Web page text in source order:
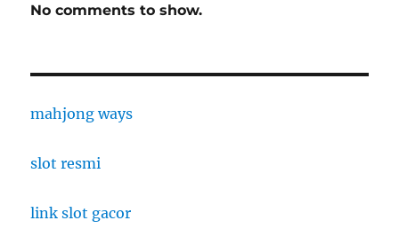
No comments to show.
mahjong ways
slot resmi
link slot gacor